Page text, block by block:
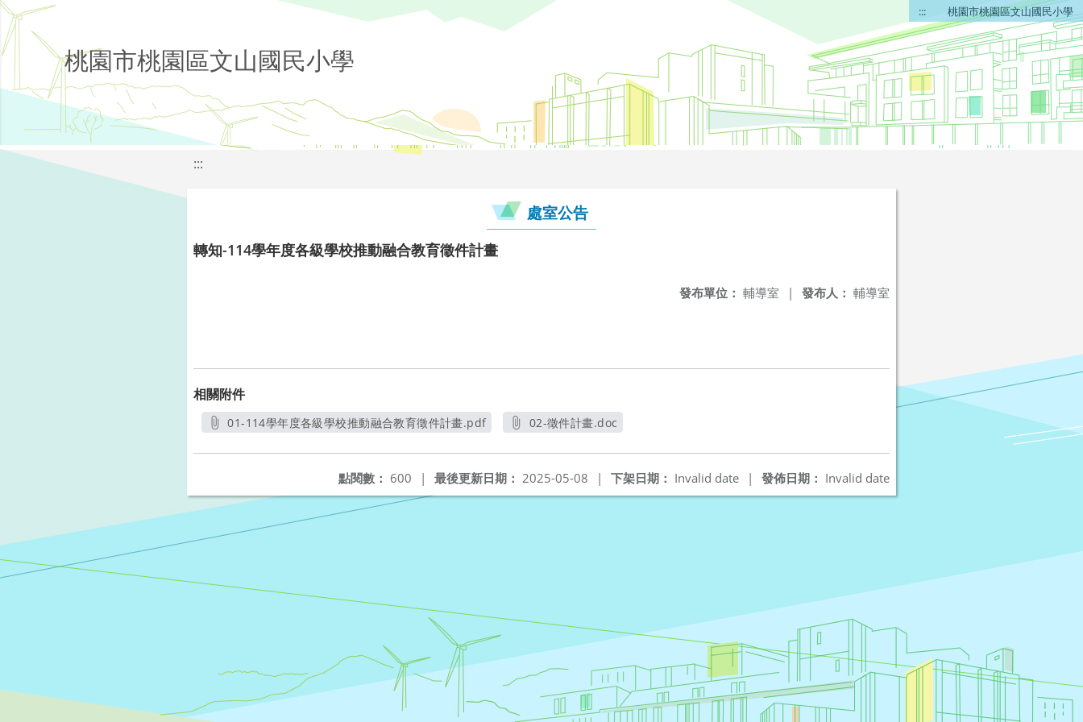
::: 桃園市桃園區文山國民小學
桃園市桃園區文山國民小學
:::
處室公告
轉知-114學年度各級學校推動融合教育徵件計畫
發布人： 輔導室
發布單位： 輔導室 |
相關附件
01-114學年度各級學校推動融合教育徵件計畫.pdf
02-徵件計畫.doc
發佈日期： Invalid date
下架日期： Invalid date |
最後更新日期： 2025-05-08 |
點閱數： 600 |